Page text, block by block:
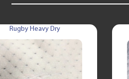
Rugby Heavy Dry